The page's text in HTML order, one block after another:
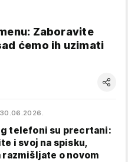
Zaboravite
ćemo ih uzimati
30.06.2026.
telefoni su precrtani:
i svoj na spisku,
razmišljate o novom